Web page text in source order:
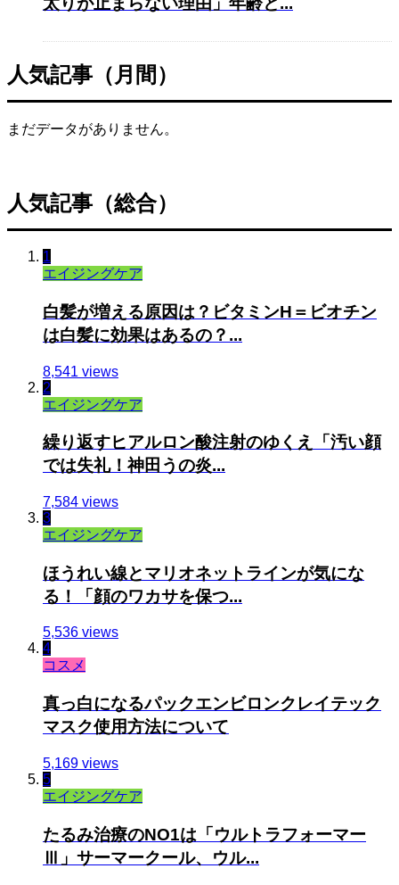
人気記事（月間）
まだデータがありません。
人気記事（総合）
1
エイジングケア
白髪が増える原因は？ビタミンH＝ビオチン
は白髪に効果はあるの？...
8,541 views
2
エイジングケア
繰り返すヒアルロン酸注射のゆくえ「汚い顔
では失礼！神田うの炎...
7,584 views
3
エイジングケア
ほうれい線とマリオネットラインが気にな
る！「顔のワカサを保つ...
5,536 views
4
コスメ
真っ白になるパックエンビロンクレイテック
マスク使用方法について
5,169 views
5
エイジングケア
たるみ治療のNO1は「ウルトラフォーマー
Ⅲ」サーマークール、ウル...